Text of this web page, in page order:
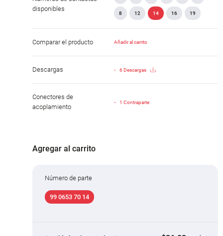
disponibles
8 12 14 16 19
Comparar el producto Añadir al carrito
Descargas 6 Descargas
Conectores de
acoplamiento
1 Contraparte
Agregar al carrito
Número de parte
99 0653 70 14